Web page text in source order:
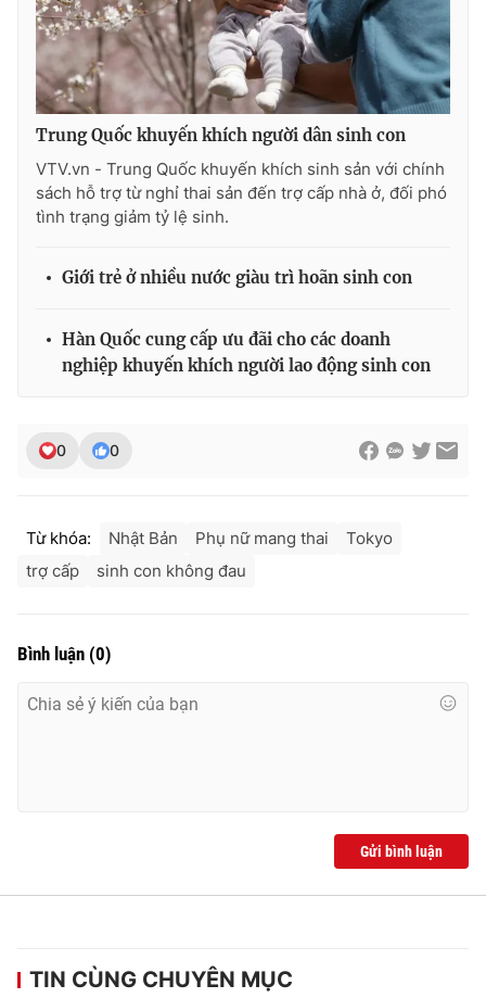
Ðiện thoại Thời báo VTV: 024.66 897 897
Email:toasoan@vtv.vn
Liên hệ quảng cáo:024-7300.7108
® Cấm sao chép dưới mọi hình thức nếu không có sự chấp
Trung Quốc khuyến khích người dân sinh con
VTV.vn - Trung Quốc khuyến khích sinh sản với chính
sách hỗ trợ từ nghỉ thai sản đến trợ cấp nhà ở, đối phó
tình trạng giảm tỷ lệ sinh.
Giới trẻ ở nhiều nước giàu trì hoãn sinh con
Hàn Quốc cung cấp ưu đãi cho các doanh
nghiệp khuyến khích người lao động sinh con
0 0
Từ khóa: Nhật Bản Phụ nữ mang thai
Tokyo
trợ cấp
sinh con không đau
Bình luận (0)
Gửi bình luận
TIN CÙNG CHUYÊN MỤC